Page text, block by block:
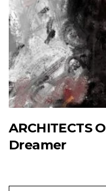
ARCHITECTS
Dreamer